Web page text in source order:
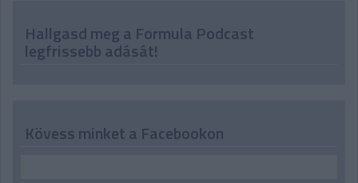
Hallgasd meg a Formula Podcast
legfrissebb adását!
Kövess minket a Facebookon